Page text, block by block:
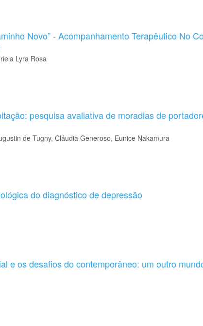
Novo” - Acompanhamento Terapêutico No
Lyra Rosa
pesquisa avaliativa de moradias de
de Tugny, Cláudia Generoso, Eunice Nakamura
do diagnóstico de depressão
e os desafios do contemporâneo: um outro